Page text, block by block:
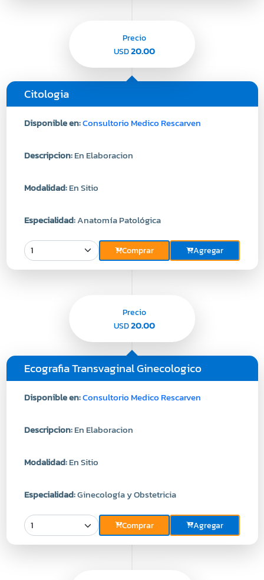
Citologia
Disponible en:Consultorio Medico Rescarven
Descripcion:En Elaboracion
Modalidad:En Sitio
Especialidad:Anatomía Patológica
Comprar Agregar
Precio
USD20.00
Ecografia Transvaginal Ginecologico
Disponible en:Consultorio Medico Rescarven
Descripcion:En Elaboracion
Modalidad:En Sitio
Especialidad:Ginecología y Obstetricia
Comprar Agregar
Precio
USD20.00